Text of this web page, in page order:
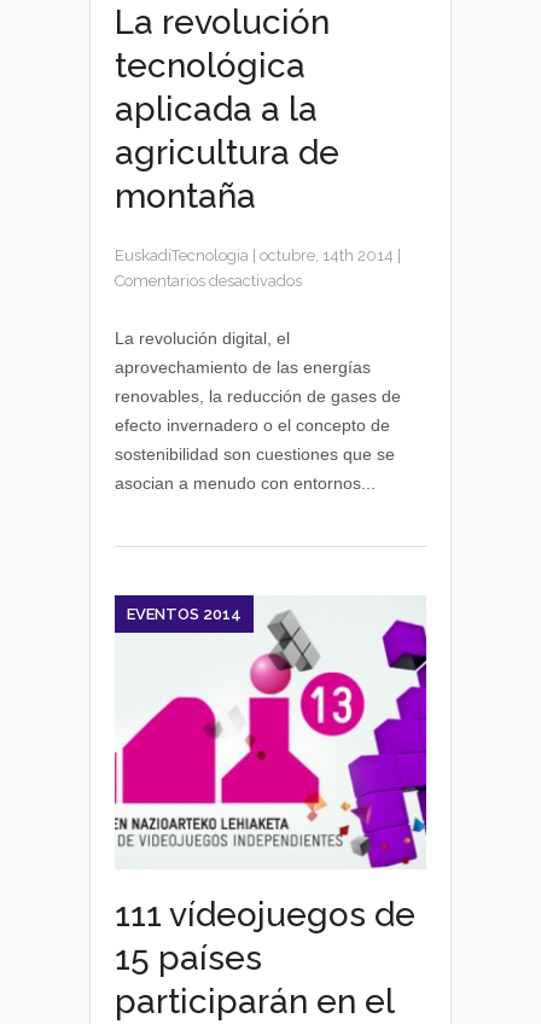
La revolución
tecnológica
aplicada a la
agricultura de
montaña
EuskadiTecnologia octubre, 14th 2014
Comentarios desactivadosen
aplicada
a
la
agricultura
de
La revolución digital, el
aprovechamiento de las energías
renovables, la reducción de gases de
efecto invernadero o el concepto de
sostenibilidad son cuestiones que se
asocian a menudo con entornos...
EVENTOS 2014
111 vídeojuegos de
15 países
participarán en el